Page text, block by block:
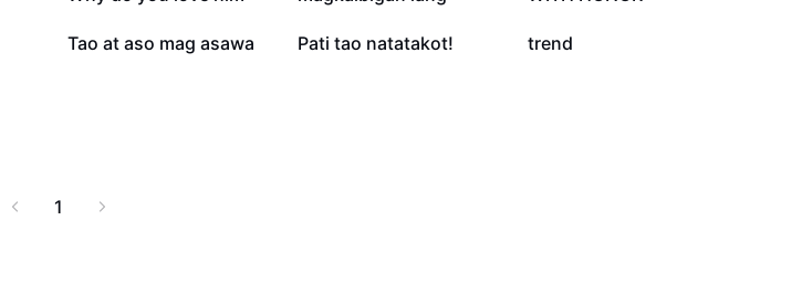
104
Tao at aso mag asawa 86
Pati tao natatakot! 66
trend
1